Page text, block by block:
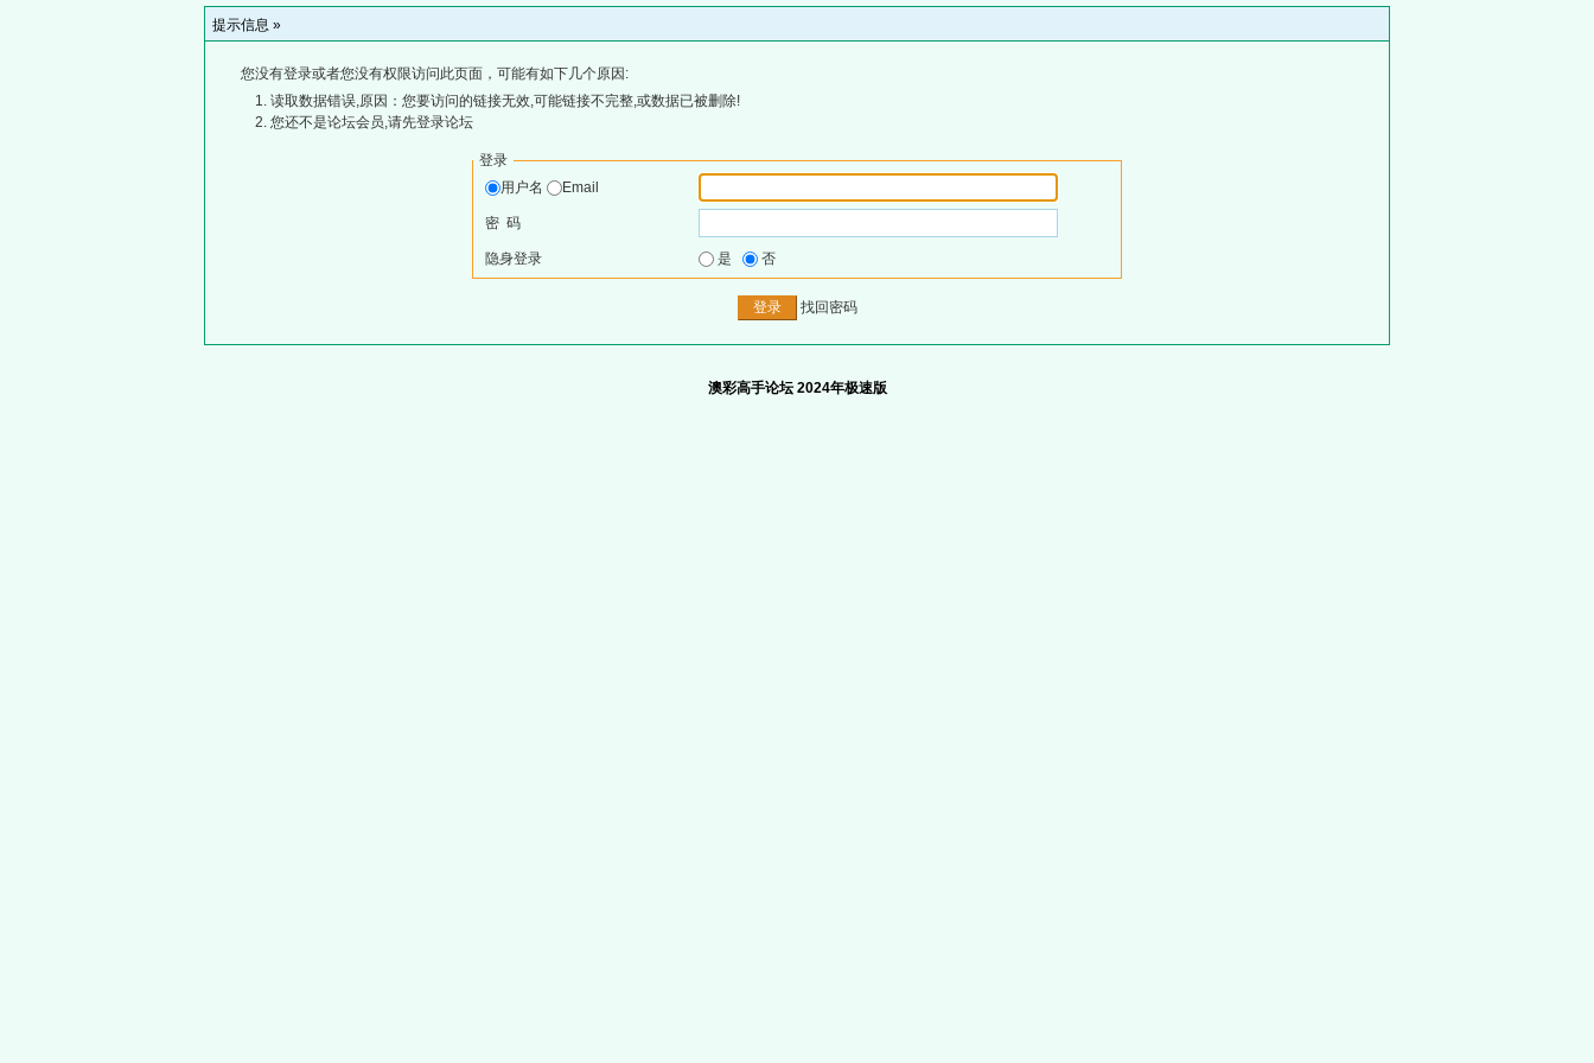
提示信息 »
您没有登录或者您没有权限访问此页面，可能有如下几个原因:
读取数据错误,原因：您要访问的链接无效,可能链接不完整,或数据已被删除!
您还不是论坛会员,请先登录论坛
登录
用户名
Email
密 码
隐身登录 是 否
找回密码
澳彩高手论坛 2024年极速版